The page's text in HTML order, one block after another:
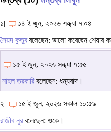
১| ১৪ ই জুন, ২০২৬ সন্ধ্যা ৭:০৪
সৈয়দ কুতুববলেছেন: ভালো করেছেন শেয়ার
১৫ ই জুন, ২০২৬ সন্ধ্যা ৭:৫৫
নাহল তরকারিবলেছেন: ধন্যবাদ।
২| ১৫ ই জুন, ২০২৬ সকাল ১০:৫৯
রাজীব নুরবলেছেন: ওকে।